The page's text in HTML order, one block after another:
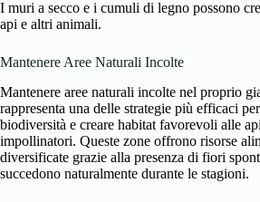
I muri a secco e i cumuli di legno possono
api e altri animali.
Mantenere Aree Naturali Incolte
Mantenere aree naturali incolte nel proprio
rappresenta una delle strategie più efficaci
biodiversità e creare habitat favorevoli alle
impollinatori. Queste zone offrono risorse
diversificate grazie alla presenza di fiori
succedono naturalmente durante le stagioni.